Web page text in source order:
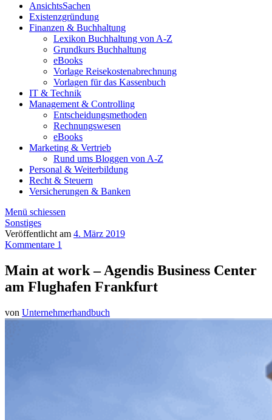
AnsichtsSachen
Existenzgründung
Finanzen & Buchhaltung
Lexikon Buchhaltung von A-Z
Grundkurs Buchhaltung
eBooks
Vorlage Reisekostenabrechnung
Vorlagen für das Kassenbuch
IT & Technik
Management & Controlling
Entscheidungsmethoden
Rechnungswesen
eBooks
Marketing & Vertrieb
Rund ums Bloggen von A-Z
Personal & Weiterbildung
Recht & Steuern
Versicherungen & Banken
Menü schiessen
Sonstiges
Veröffentlicht am 4. März 2019
Kommentare 1
Main at work – Agendis Business Center
am Flughafen Frankfurt
von Unternehmerhandbuch